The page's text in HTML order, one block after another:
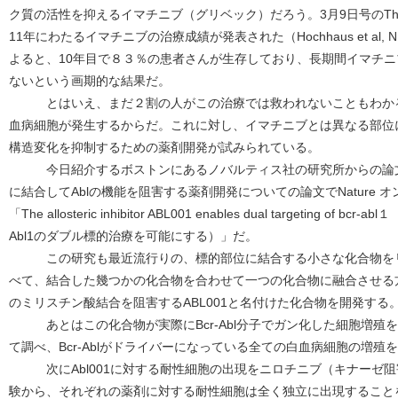
ク質の活性を抑えるイマチニブ（グリベック）だろう。3月9日号の
11年にわたるイマチニブの治療成績が発表された（Hochhaus et al,
よると、10年目で８３％の患者さんが生存しており、長期間イマチ
ないという画期的な結果だ。
とはいえ、まだ２割の人がこの治療では救われないこともわか
血病細胞が発生するからだ。これに対し、イマチニブとは異なる部
構造変化を抑制するための薬剤開発が試みられている。
今日紹介するボストンにあるノバルティス社の研究所からの論
に結合してAblの機能を阻害する薬剤開発についての論文でNature
「The allosteric inhibitor ABL001 enables dual targeting of bcr-abl１
Abl1のダブル標的治療を可能にする）」だ。
この研究も最近流行りの、標的部位に結合する小さな化合物を
べて、結合した幾つかの化合物を合わせて一つの化合物に融合させ
のミリスチン酸結合を阻害するABL001と名付けた化合物を開発する
あとはこの化合物が実際にBcr-Abl分子でガン化した細胞増殖を
て調べ、Bcr-Ablがドライバーになっている全ての白血病細胞の増殖
次にAbl001に対する耐性細胞の出現をニロチニブ（キナーゼ阻
験から、それぞれの薬剤に対する耐性細胞は全く独立に出現するこ